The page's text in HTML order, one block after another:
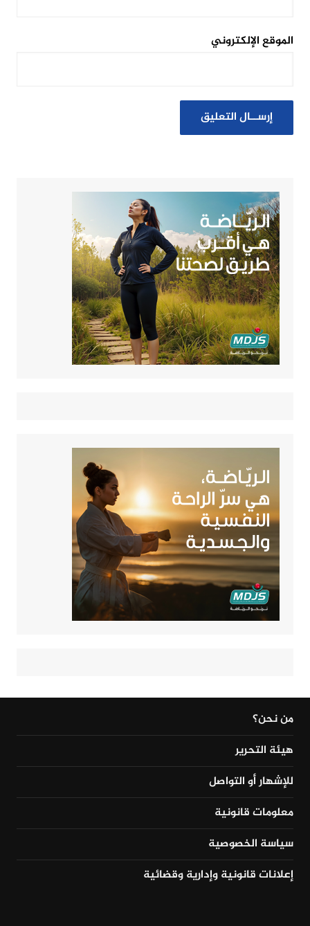
الموقع الإلكتروني
من نحن؟
هيئة التحرير
للإشهار أو التواصل
معلومات قانونية
سياسة الخصوصية
إعلانات قانونية وإدارية وقضائية